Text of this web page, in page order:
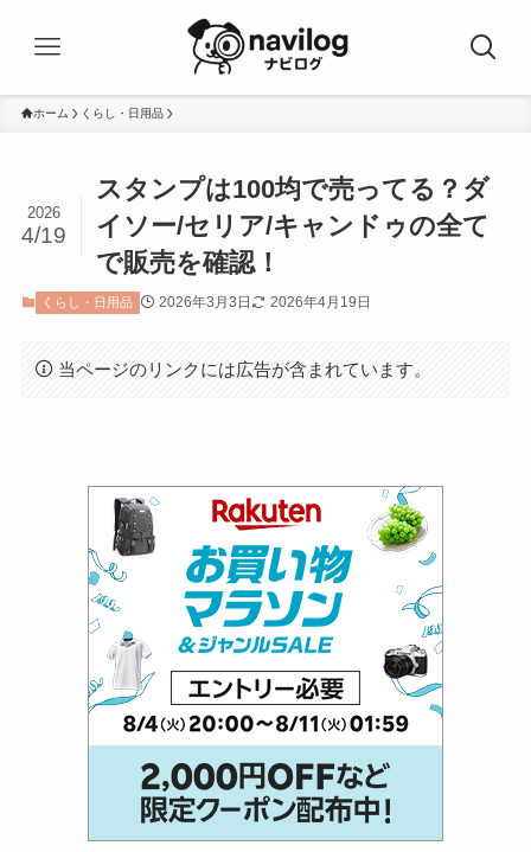
ホーム くらし・日用品
スタンプは100均で売ってる？ダ
イソー/セリア/キャンドゥの全て
で販売を確認！
2026
4/19
くらし・日用品 2026年3月3日 2026年4月19日
当ページのリンクには広告が含まれています。